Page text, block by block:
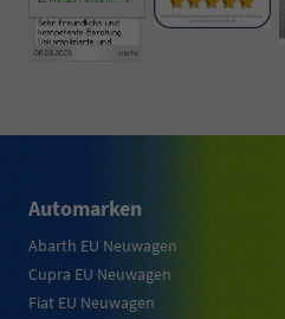
Automarken
Abarth EU Neuwagen
Cupra EU Neuwagen
Fiat EU Neuwagen